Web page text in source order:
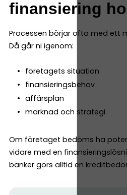
finansiering
Processen börjar ofta med ett
Då går ni igenom:
företagets situation
finansieringsbehov
affärsplan
marknad och strategi
Om företaget bedöms ha
vidare med en
banker görs alltid en